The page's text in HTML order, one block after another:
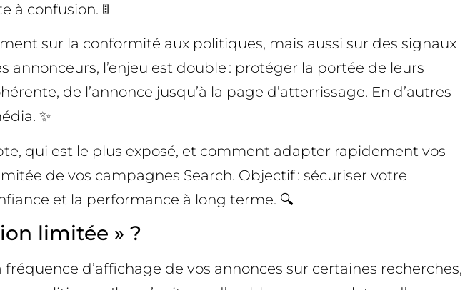
à confusion. 🚦
sur la conformité aux politiques, mais aussi sur des signaux
l’enjeu est double : protéger la portée de leurs
de l’annonce jusqu’à la page d’atterrissage. En d’autres
✨
qui est le plus exposé, et comment adapter rapidement vos
de vos campagnes Search. Objectif : sécuriser votre
et la performance à long terme. 🔍
limitée » ?
d’affichage de vos annonces sur certaines recherches,